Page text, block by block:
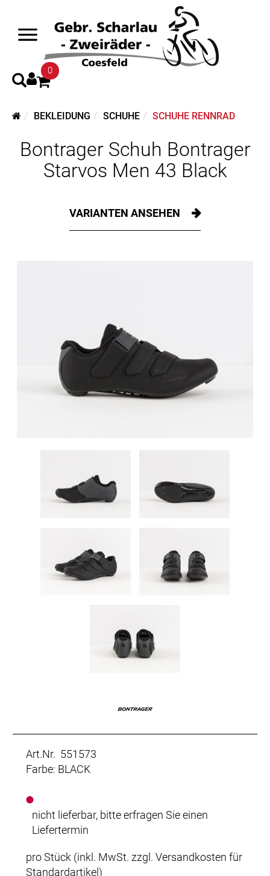
0
BEKLEIDUNG SCHUHE SCHUHE RENNRAD
Bontrager Schuh Bontrager
Starvos Men 43 Black
VARIANTEN ANSEHEN
Art.Nr. 551573
Farbe: BLACK
nicht lieferbar, bitte erfragen Sie einen
Liefertermin
pro Stück (inkl. MwSt. zzgl. Versandkosten für
Standardartikel)